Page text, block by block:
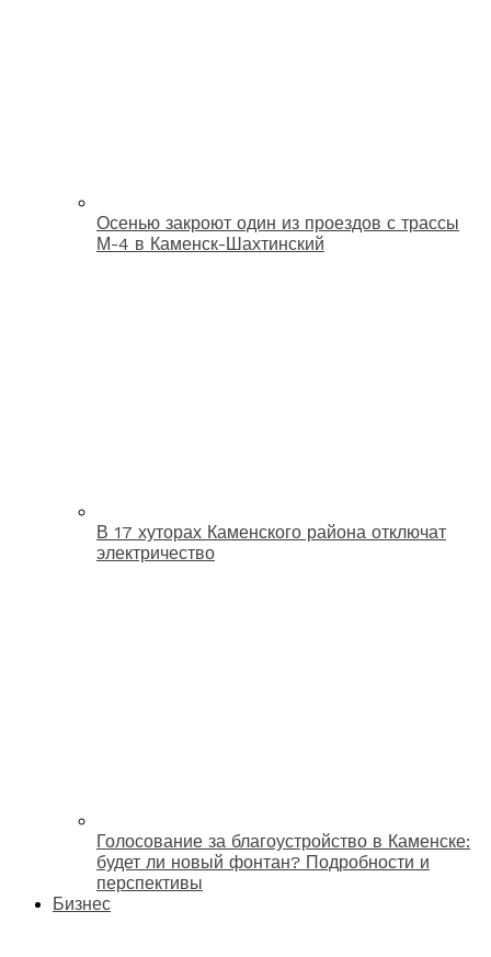
Осенью закроют один из проездов с трассы
М-4 в Каменск-Шахтинский
В 17 хуторах Каменского района отключат
электричество
Голосование за благоустройство в Каменске:
будет ли новый фонтан? Подробности и
перспективы
Бизнес